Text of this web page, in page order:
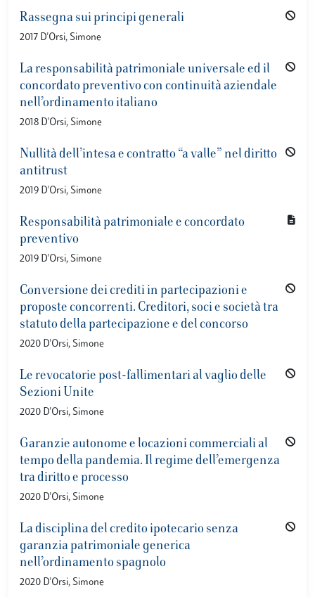
Rassegna sui principi generali
2017 D'Orsi, Simone
La responsabilità patrimoniale universale ed il
concordato preventivo con continuità aziendale
nell’ordinamento italiano
2018 D'Orsi, Simone
Nullità dell’intesa e contratto “a valle” nel diritto
antitrust
2019 D'Orsi, Simone
Responsabilità patrimoniale e concordato
preventivo
2019 D'Orsi, Simone
Conversione dei crediti in partecipazioni e
proposte concorrenti. Creditori, soci e società tra
statuto della partecipazione e del concorso
2020 D'Orsi, Simone
Le revocatorie post-fallimentari al vaglio delle
Sezioni Unite
2020 D'Orsi, Simone
Garanzie autonome e locazioni commerciali al
tempo della pandemia. Il regime dell’emergenza
tra diritto e processo
2020 D'Orsi, Simone
La disciplina del credito ipotecario senza
garanzia patrimoniale generica
nell’ordinamento spagnolo
2020 D'Orsi, Simone